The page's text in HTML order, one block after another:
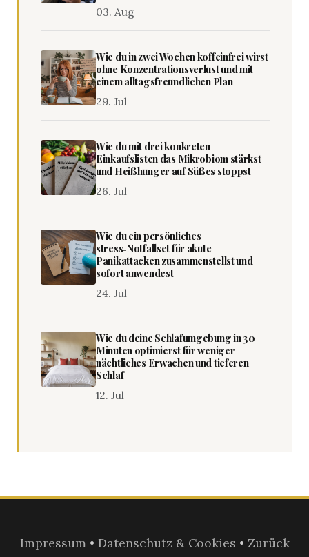
03. Aug
Wie du in zwei Wochen koffeinfrei wirst
ohne Konzentrationsverlust und mit
einem alltagsfreundlichen Plan
29. Jul
Wie du mit drei konkreten
Einkaufslisten das Mikrobiom stärkst
und Heißhunger auf Süßes stoppst
26. Jul
Wie du ein persönliches
stress‑Notfallset für akute
Panikattacken zusammenstellst und
sofort anwendest
24. Jul
Wie du deine Schlafumgebung in 30
Minuten optimierst für weniger
nächtliches Erwachen und tieferen
Schlaf
12. Jul
Impressum• Datenschutz & Cookies • Zurück